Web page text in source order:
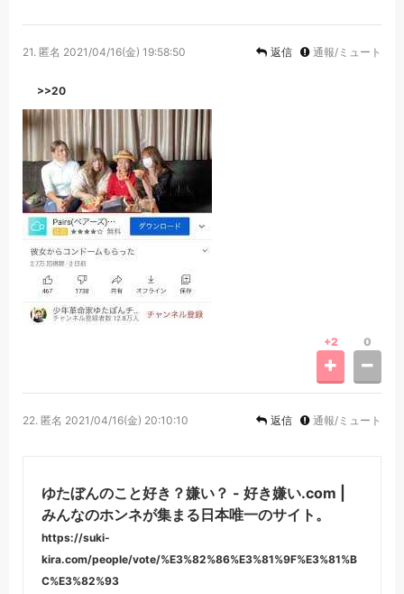
21. 匿名 2021/04/16(金) 19:58:50 返信 通報/ミュート
>>20
+2 0
22. 匿名 2021/04/16(金) 20:10:10 返信 通報/ミュート
ゆたぼんのこと好き？嫌い？ - 好き嫌い.com |
みんなのホンネが集まる日本唯一のサイト。
https://suki-
kira.com/people/vote/%E3%82%86%E3%81%9F%E3%81%B
C%E3%82%93